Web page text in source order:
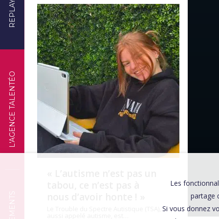
L'AGENCE TALENTÉO
REPLAYS
TÉMOIGNAGES
Les
partage
Si vous donnez